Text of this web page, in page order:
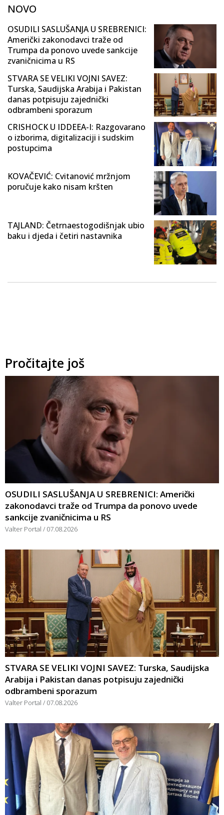
NOVO
OSUDILI SASLUŠANJA U SREBRENICI:
Američki zakonodavci traže od
Trumpa da ponovo uvede sankcije
zvaničnicima u RS
STVARA SE VELIKI VOJNI SAVEZ:
Turska, Saudijska Arabija i Pakistan
danas potpisuju zajednički
odbrambeni sporazum
CRISHOCK U IDDEEA-I: Razgovarano
o izborima, digitalizaciji i sudskim
postupcima
KOVAČEVIĆ: Cvitanović mržnjom
poručuje kako nisam kršten
TAJLAND: Četrnaestogodišnjak ubio
baku i djeda i četiri nastavnika
Pročitajte još
OSUDILI SASLUŠANJA U SREBRENICI: Američki
zakonodavci traže od Trumpa da ponovo uvede
sankcije zvaničnicima u RS
Valter Portal 07.08.2026
STVARA SE VELIKI VOJNI SAVEZ: Turska, Saudijska
Arabija i Pakistan danas potpisuju zajednički
odbrambeni sporazum
Valter Portal 07.08.2026